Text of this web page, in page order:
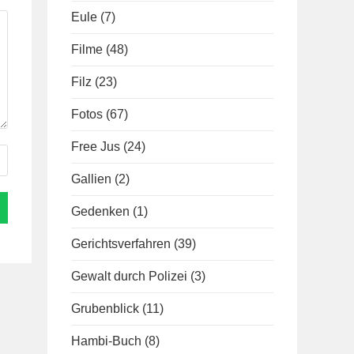
Eule (7)
Filme (48)
Filz (23)
Fotos (67)
Free Jus (24)
Gallien (2)
Gedenken (1)
Gerichtsverfahren (39)
Gewalt durch Polizei (3)
Grubenblick (11)
Hambi-Buch (8)